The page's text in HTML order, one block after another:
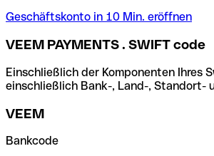
Geschäftskonto in 10 Min. eröffnen
VEEM PAYMENTS . SWIFT code
Einschließlich der Komponenten Ihres
einschließlich Bank-, Land-, Standort-
VEEM
Bankcode